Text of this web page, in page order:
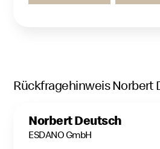
Rückfragehinweis Norbert
Norbert Deutsch
ESDANO GmbH